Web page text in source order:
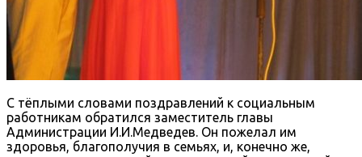
С тёплыми словами поздравлений к социальным
работникам обратился заместитель главы
Администрации И.И.Медведев. Он пожелал им
здоровья, благополучия в семьях, и, конечно же,